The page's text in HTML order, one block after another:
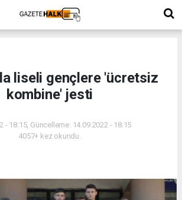
liseli gençlere 'ücretsiz
kombine' jesti
- 18:15, Güncelleme: 14.09.2022 - 18:15
4057+ kez okundu.